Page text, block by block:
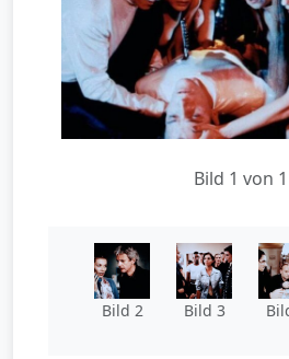
Bild 1 von
Bild 2 Bild 3